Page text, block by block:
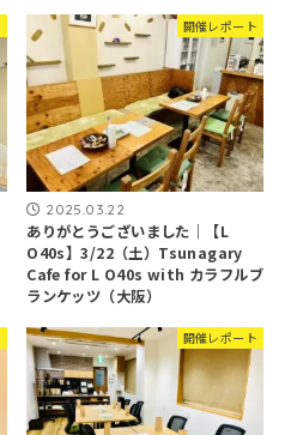
開催レポート
2025.03.22
ありがとうございました｜【L
O40s】3/22（土）Tsunagary
Cafe for L O40s with カラフルブ
ランケッツ（大阪）
開催レポート